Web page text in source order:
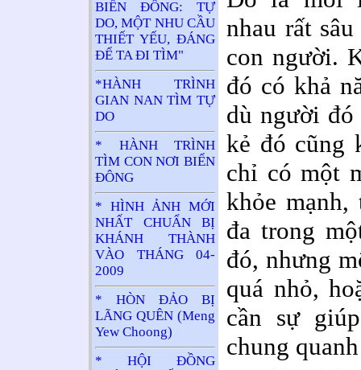
BIỂN ĐÔNG: TỰ
DO, MỘT NHU CẦU
THIẾT YẾU, ĐÁNG
ĐỂ TA ĐI TÌM"
*HÀNH TRÌNH
GIAN NAN TÌM TỰ
DO
* HÀNH TRÌNH
TÌM CON NƠI BIỂN
ĐÔNG
* HÌNH ẢNH MỚI
NHẤT CHUẨN BỊ
KHÁNH THÀNH
VÀO THÁNG 04-
2009
* HÒN ĐẢO BỊ
LÃNG QUÊN (Meng
Yew Choong)
* HỘI ĐỒNG
nhau rất
con người.
đó có khả
dù người
kẻ đó cũng
chỉ có một
khỏe
đa trong
đó, nhưng
quá nhỏ,
cần sự
chung